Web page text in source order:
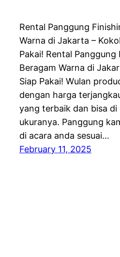
Rental Panggung
Warna di Jakarta –
Pakai! Rental
Beragam Warna di
Siap Pakai! Wulan
dengan harga
yang terbaik dan bisa
ukuranya. Panggung
di acara anda sesuai…
February 11, 2025